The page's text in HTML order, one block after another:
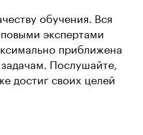
обучения. Вся
экспертами
приближена
Послушайте,
достиг своих целей